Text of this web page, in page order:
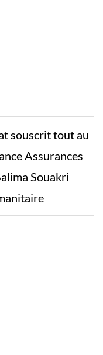
souscrit tout au
Assurances
Souakri